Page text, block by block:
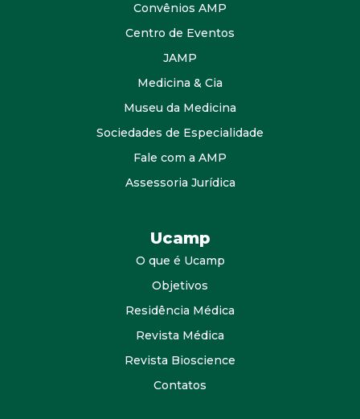
Convênios AMP
Centro de Eventos
JAMP
Medicina & Cia
Museu da Medicina
Sociedades de Especialidade
Fale com a AMP
Assessoria Jurídica
Ucamp
O que é Ucamp
Objetivos
Residência Médica
Revista Médica
Revista Bioscience
Contatos